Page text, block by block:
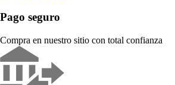
Pago seguro
Compra en nuestro sitio con total confianza